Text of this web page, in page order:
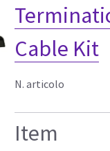
Cable Kit
N. articolo
Item